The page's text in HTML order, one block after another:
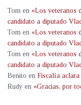
Tom en «Los veteranos
candidato a diputado
Tom en «Los veteranos
candidato a diputado
Tom en «Los veteranos
candidato a diputado
Benito en Fiscalía
Rudy en «Gracias, por